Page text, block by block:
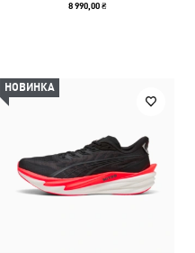
8 990,00 ₴
НОВИНКА